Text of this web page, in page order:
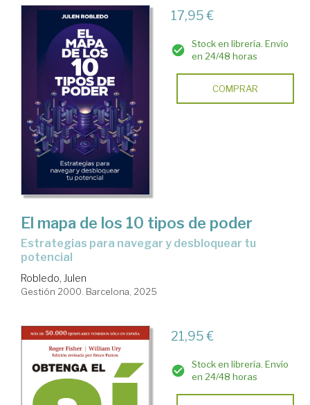
17,95 €
Stock en librería. Envío
en 24/48 horas
COMPRAR
El mapa de los 10 tipos de poder
Estrategias para navegar y desbloquear tu
potencial
Robledo, Julen
Gestión 2000. Barcelona, 2025
21,95 €
Stock en librería. Envío
en 24/48 horas